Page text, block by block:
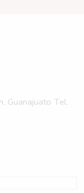
Guanajuato Tel.